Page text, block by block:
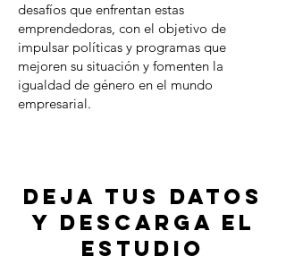
desafíos que enfrentan estas
emprendedoras, con el objetivo de
impulsar políticas y programas que
mejoren su situación y fomenten la
igualdad de género en el mundo
empresarial.
Deja tus datos
y descarga el
estudio